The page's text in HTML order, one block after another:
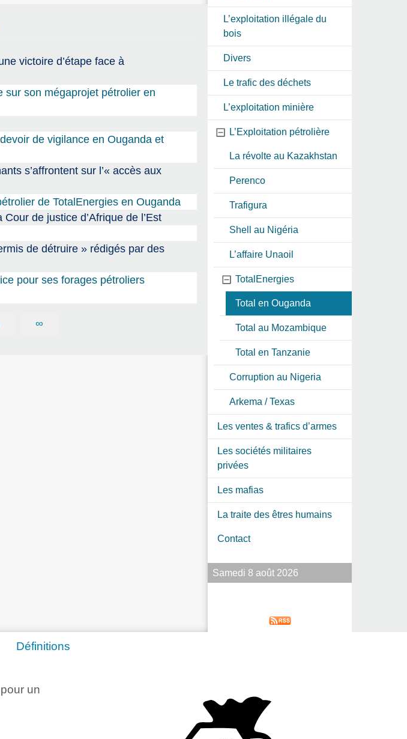
victoire d’étape face à
sur son mégaprojet pétrolier en
de vigilance en Ouganda et
s’affrontent sur l’« accès aux
de TotalEnergies en Ouganda
de justice d’Afrique de l’Est
de détruire » rédigés par des
pour ses forages pétroliers
∞
L’exploitation illégale du
bois
Divers
Le trafic des déchets
L’exploitation minière
L’Exploitation pétrolière
La révolte au Kazakhstan
Perenco
Trafigura
Shell au Nigéria
L’affaire Unaoil
TotalEnergies
Total en Ouganda
Total au Mozambique
Total en Tanzanie
Corruption au Nigeria
Arkema / Texas
Les ventes & trafics d’armes
Les sociétés militaires
privées
Les mafias
La traite des êtres humains
Contact
Samedi 8 août 2026
Définitions
un